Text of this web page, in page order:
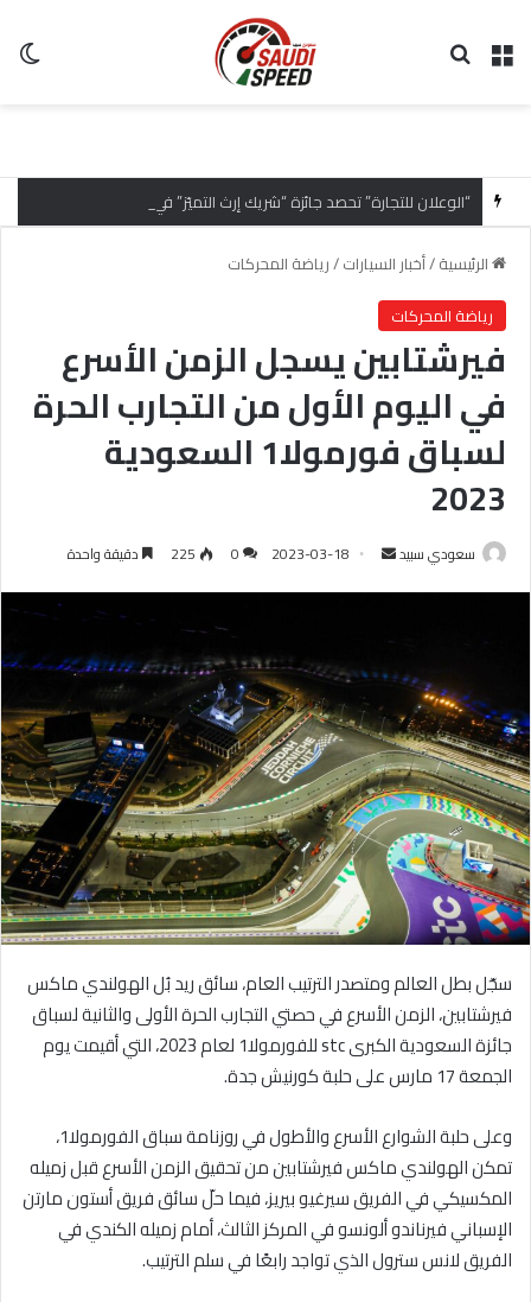
القائمة
الرئيسية/أخبار السيارات/رياضة المحركات
رياضة المحركات
فيرشتابين يسجل الزمن الأسرع
في اليوم الأول من التجارب الحرة
لسباق فورمولا1 السعودية
2023
سعودي سبيد
ي
د
ا
إ
ل
ر
و
ن
ي
ا
2023-03-18
0
225 دقيقة واحدة
سجّل بطل العالم ومتصدر الترتيب العام، سائق ريد بُل الهولندي ماكس
فيرشتابين، الزمن الأسرع في حصتي التجارب الحرة الأولى والثانية لسباق
جائزة السعودية الكبرى stc للفورمولا1 لعام 2023، التي أقيمت يوم
الجمعة 17 مارس على حلبة كورنيش جدة.
وعلى حلبة الشوارع الأسرع والأطول في روزنامة سباق الفورمولا1،
تمكن الهولندي ماكس فيرشتابين من تحقيق الزمن الأسرع قبل زميله
المكسيكي في الفريق سيرغيو بيريز، فيما حلّ سائق فريق أستون مارتن
الإسباني فيرناندو ألونسو في المركز الثالث، أمام زميله الكندي في
الفريق لانس سترول الذي تواجد رابعًا في سلم الترتيب.